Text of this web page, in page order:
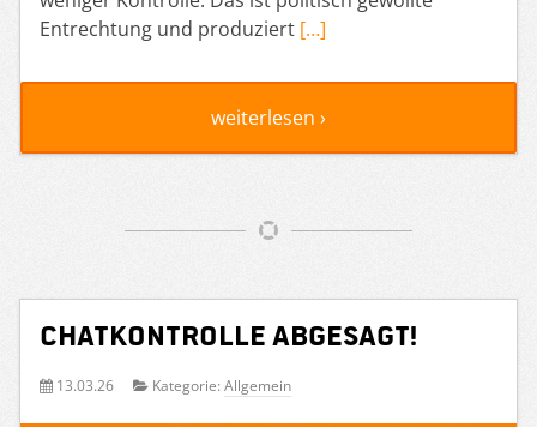
Entrechtung und produziert […]
weiterlesen ›
Chatkontrolle abgesagt!
13.03.26 Kategorie: Allgemein